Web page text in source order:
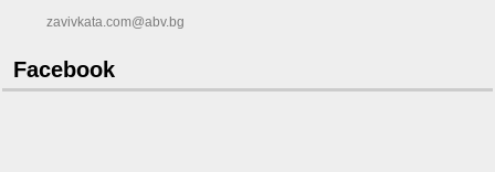
zavivkata.com@abv.bg
Facebook